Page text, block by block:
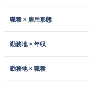
職種 × 雇用形態
勤務地 × 年収
勤務地 × 職種